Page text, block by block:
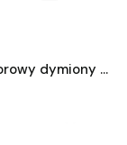
Poliwęglan komorowy dymiony brąz